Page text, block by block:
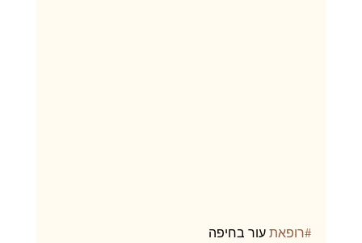
#רופאת עור בחיפה